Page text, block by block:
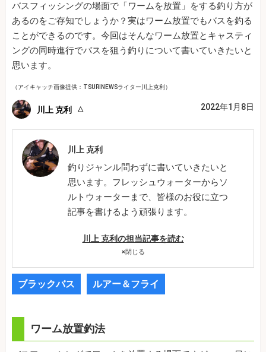
バスフィッシングの場面で「ワームを放置」をする釣り方が
あるのをご存知でしょうか？実はワーム放置でもバスを釣る
ことができるのです。今回はそんなワーム放置とキャスティ
ングの同時進行でバスを狙う釣りについて書いていきたいと
思います。
（アイキャッチ画像提供：TSURINEWSライター川上克利）
川上 克利 2022年1月8日
川上 克利
釣りジャンル問わずに書いていきたいと
思います。フレッシュウォーターからソ
ルトウォーターまで、皆様のお役に立つ
記事を書けるよう頑張ります。
川上 克利の担当記事を読む
×閉じる
ブラックバス ルアー＆フライ
ワーム放置釣法